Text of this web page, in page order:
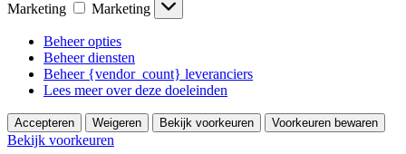
Marketing
Marketing
Beheer opties
Beheer diensten
Beheer {vendor_count} leveranciers
Lees meer over deze doeleinden
Accepteren Weigeren Bekijk voorkeuren Voorkeuren bewaren
Bekijk voorkeuren